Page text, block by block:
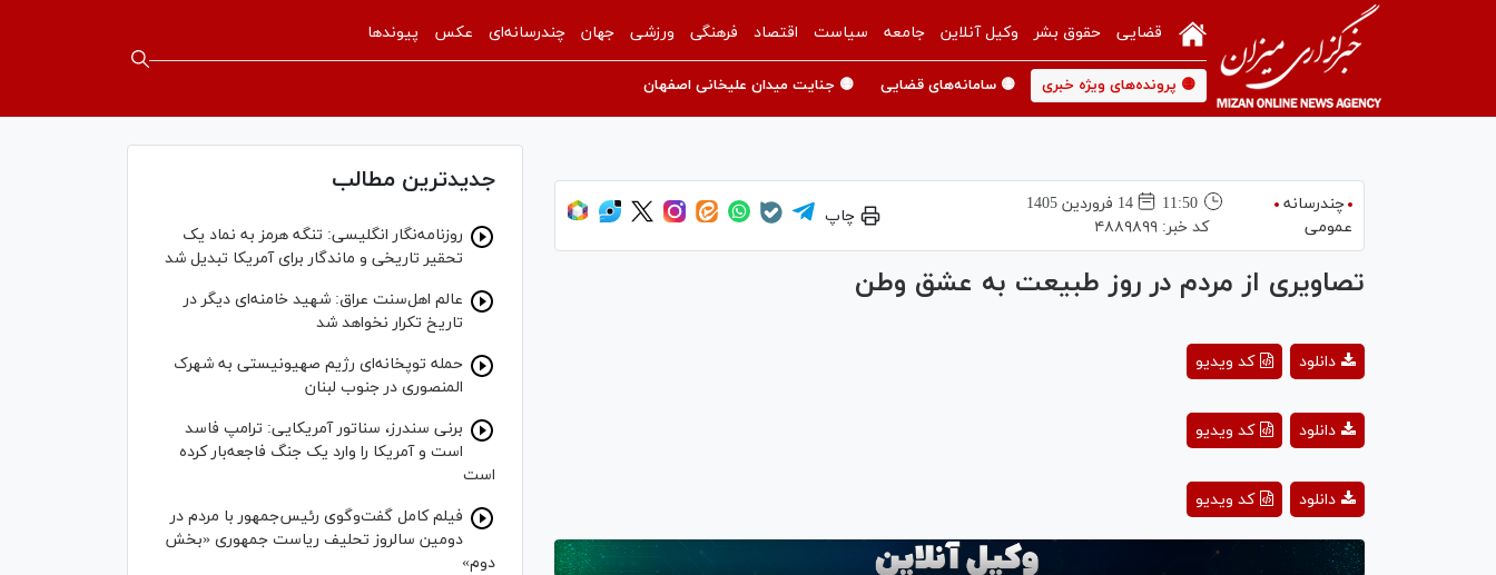
قضایی حقوق بشر وکیل آنلاین جامعه سیاست اقتصاد فرهنگی ورزشی جهان چندرسانه‌ای عکس پیوندها
🟡 پرونده‌های ویژه خبری 🟡 سامانه‌های قضایی 🟡 جنایت میدان علیخانی اصفهان
چندرسانه
عمومی
11:50
14 فروردين 1405
کد خبر: ۴۸۸۹۸۹۹
چاپ
تصاویری از مردم در روز طبیعت به عشق وطن
کد ویدیو دانلود
کد ویدیو دانلود
Video
کد ویدیو دانلود
جدیدترین مطالب
روزنامه‌نگار انگلیسی: تنگه هرمز به نماد یک
تحقیر تاریخی و ماندگار برای آمریکا تبدیل شد
عالم اهل‌سنت عراق: شهید خامنه‌ای دیگر در
تاریخ تکرار نخواهد شد
حمله توپخانه‌ای رژیم صهیونیستی به شهرک
المنصوری در جنوب لبنان
برنی سندرز، سناتور آمریکایی: ترامپ فاسد
است و آمریکا را وارد یک جنگ فاجعه‌بار کرده
است
فیلم کامل گفت‌وگوی رئیس‌جمهور با مردم در
دومین سالروز تحلیف ریاست جمهوری «بخش
دوم»